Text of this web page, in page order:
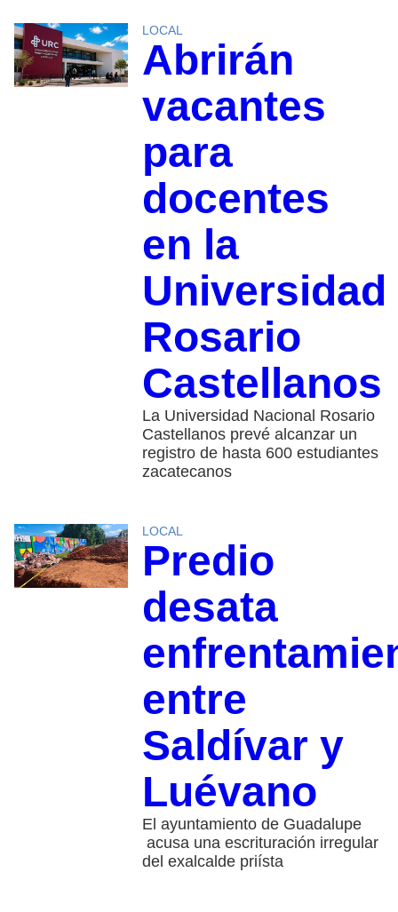
LOCAL
Abrirán
vacantes
para
docentes
en la
Universidad
Rosario
Castellanos
La Universidad Nacional Rosario
Castellanos prevé alcanzar un
registro de hasta 600 estudiantes
zacatecanos
LOCAL
Predio
desata
entre
Saldívar y
Luévano
El ayuntamiento de Guadalupe
acusa una escrituración irregular
del exalcalde priísta